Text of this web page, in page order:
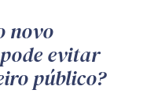
6616
novo
evitar
público?